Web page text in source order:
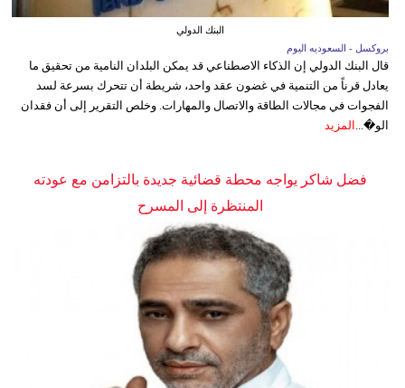
البنك الدولي
بروكسل - السعوديه اليوم
قال البنك الدولي إن الذكاء الاصطناعي قد يمكن البلدان النامية من تحقيق ما
يعادل قرناً من التنمية في غضون عقد واحد، شريطة أن تتحرك بسرعة لسد
الفجوات في مجالات الطاقة والاتصال والمهارات. وخلص التقرير إلى أن فقدان
الو�...
المزيد
فضل شاكر يواجه محطة قضائية جديدة بالتزامن مع عودته
المنتظرة إلى المسرح